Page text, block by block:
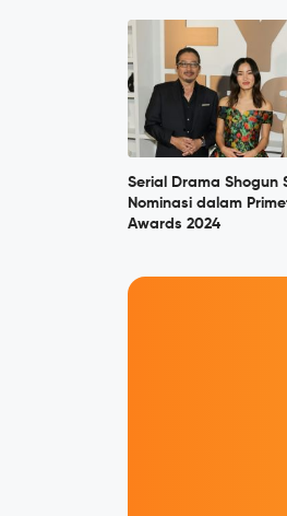
Serial Drama Shogun
Nominasi dalam
Awards 2024